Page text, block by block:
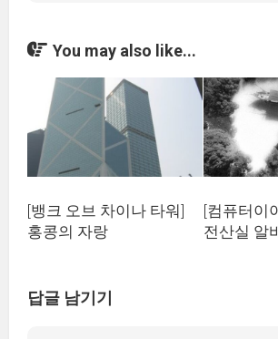
You may also like...
[뱅크 오브 차이나 타워]
홍콩의 자랑
[컴퓨터이
전산실 알
답글 남기기